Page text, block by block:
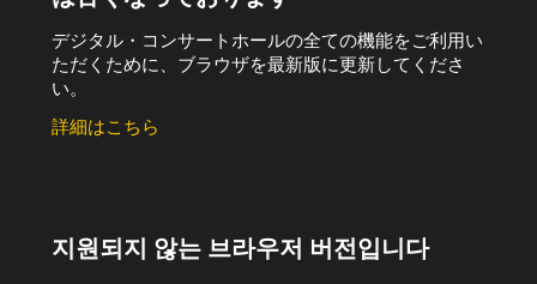
デジタル・コンサートホールの全ての機能をご利用い
ただくために、ブラウザを最新版に更新してくださ
い。
詳細はこちら
지원되지 않는 브라우저 버전입니다